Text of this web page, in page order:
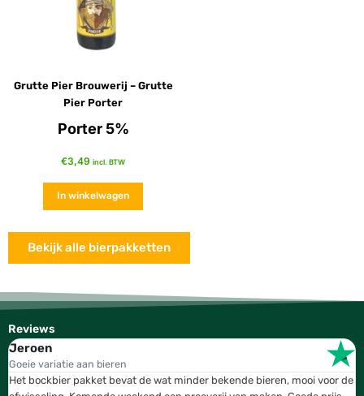
Grutte Pier Brouwerij – Grutte
Pier Porter
Porter 5%
€3,49 incl. BTW
In winkelwagen
Bekijk alle bierpakketten
Reviews
Jeroen
Goeie variatie aan bieren
Het bockbier pakket bevat de wat minder bekende bieren, mooi voor de